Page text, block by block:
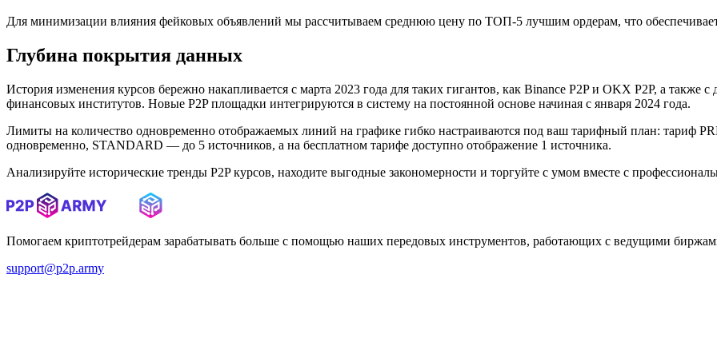
Для минимизации влияния фейковых объявлений мы рассчитываем среднюю цену по ТОП-5 лучшим ордерам, что
Глубина покрытия данных
История изменения курсов бережно накапливается с марта 2023 года для таких гигантов, как Binance P2P и OKX P2P, а также
финансовых институтов. Новые P2P площадки интегрируются в систему на постоянной основе начиная с января 2024 года.
Лимиты на количество одновременно отображаемых линий на графике гибко настраиваются под ваш тарифный план: тариф
одновременно, STANDARD — до 5 источников, а на бесплатном тарифе доступно отображение 1 источника.
Анализируйте исторические тренды P2P курсов, находите выгодные закономерности и торгуйте с умом вместе с
Помогаем криптотрейдерам зарабатывать больше с помощью наших передовых инструментов, работающих с ведущими
support@p2p.army